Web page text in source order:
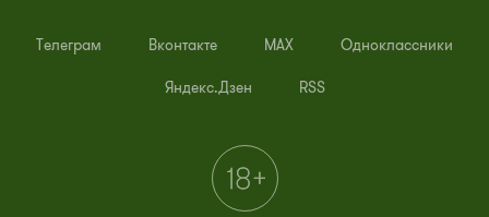
Телеграм Вконтакте MAX Одноклассники
Яндекс.Дзен RSS